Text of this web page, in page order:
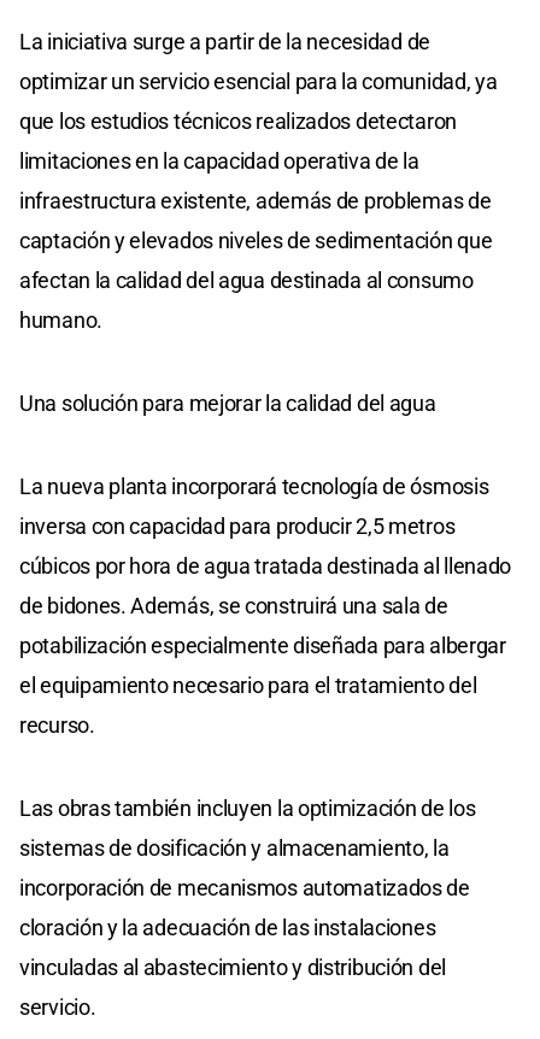
La iniciativa surge a partir de la necesidad de
optimizar un servicio esencial para la comunidad, ya
que los estudios técnicos realizados detectaron
limitaciones en la capacidad operativa de la
infraestructura existente, además de problemas de
captación y elevados niveles de sedimentación que
afectan la calidad del agua destinada al consumo
humano.
Una solución para mejorar la calidad del agua
La nueva planta incorporará tecnología de ósmosis
inversa con capacidad para producir 2,5 metros
cúbicos por hora de agua tratada destinada al llenado
de bidones. Además, se construirá una sala de
potabilización especialmente diseñada para albergar
el equipamiento necesario para el tratamiento del
recurso.
Las obras también incluyen la optimización de los
sistemas de dosificación y almacenamiento, la
incorporación de mecanismos automatizados de
cloración y la adecuación de las instalaciones
vinculadas al abastecimiento y distribución del
servicio.